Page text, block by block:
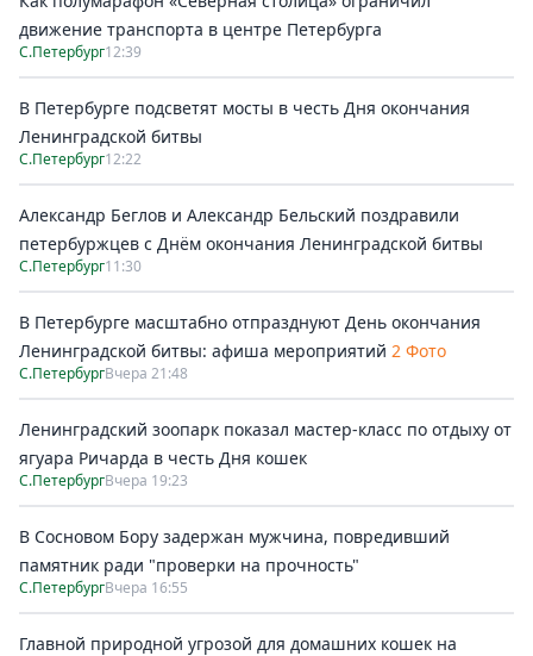
движение транспорта в центре Петербурга
С.Петербург12:39
В Петербурге подсветят мосты в честь Дня окончания
Ленинградской битвы
С.Петербург12:22
Александр Беглов и Александр Бельский поздравили
петербуржцев с Днём окончания Ленинградской битвы
С.Петербург11:30
В Петербурге масштабно отпразднуют День окончания
Ленинградской битвы: афиша мероприятий 2 Фото
С.ПетербургВчера 21:48
Ленинградский зоопарк показал мастер-класс по отдыху от
ягуара Ричарда в честь Дня кошек
С.ПетербургВчера 19:23
В Сосновом Бору задержан мужчина, повредивший
памятник ради "проверки на прочность"
С.ПетербургВчера 16:55
Главной природной угрозой для домашних кошек на